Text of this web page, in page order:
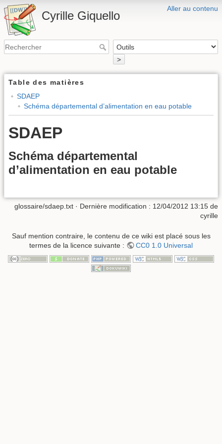
Aller au contenu
Cyrille Giquello
>
Table des matières
SDAEP
Schéma départemental d’alimentation en eau potable
SDAEP
Schéma départemental
d’alimentation en eau potable
glossaire/sdaep.txt · Dernière modification : 12/04/2012 13:15 de
cyrille
Sauf mention contraire, le contenu de ce wiki est placé sous les
termes de la licence suivante :
CC0 1.0 Universal